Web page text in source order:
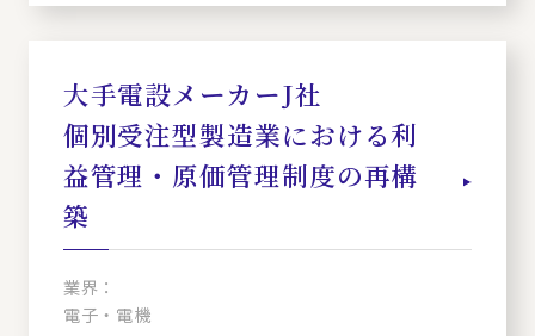
大手電設メーカーJ社
個別受注型製造業における利
益管理・原価管理制度の再構
築
業界：
電子・電機